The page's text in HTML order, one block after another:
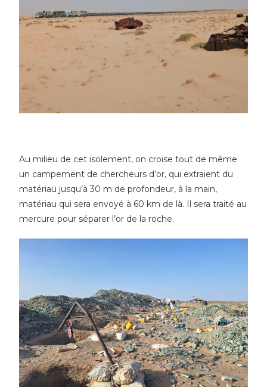
Au milieu de cet isolement, on croise tout de même
un campement de chercheurs d’or, qui extraient du
matériau jusqu’à 30 m de profondeur, à la main,
matériau qui sera envoyé à 60 km de là. Il sera traité au
mercure pour séparer l’or de la roche.